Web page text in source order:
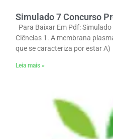
Simulado 7 Concurso
Para Baixar Em Pdf:
Ciências 1. A membrana
que se caracteriza por estar A)
Leia mais »